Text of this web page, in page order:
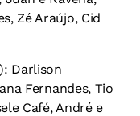
Zé Araújo, Cid
Darlison
Fernandes, Tio
Café, André e